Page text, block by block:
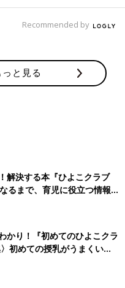
Recommended by
と見る
解決する本『ひよこクラブ
まで、育児に役立つ情報が
かり！『初めてのひよこクラ
初めての授乳がうまくい
基本と夏のトラブル 解決テ